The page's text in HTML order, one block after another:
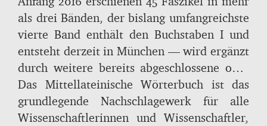
wissenschaftlichen Wörterbuch werden
neben schon (spät-)antik belegten
Bedeutungen vor allem Neologismen und
Bedeutungsverschiebungen sowie spezielle
Schreibungen und vom „klassischen Latein“
abweichende Formen aus insgesamt etwa
4000 Werken dokumentiert, die
als drei Bänden, der bislang umfangreichste
vierte Band enthält den Buchstaben I und
entsteht derzeit in München — wird ergänzt
durch weitere bereits abgeschlossene oder
noch laufende Parallelprojekte im
gesamteuropäischen Raum.
Das Mittellateinische Wörterbuch ist das
grundlegende Nachschlagewerk für alle
Wissenschaftlerinnen und Wissenschaftler,